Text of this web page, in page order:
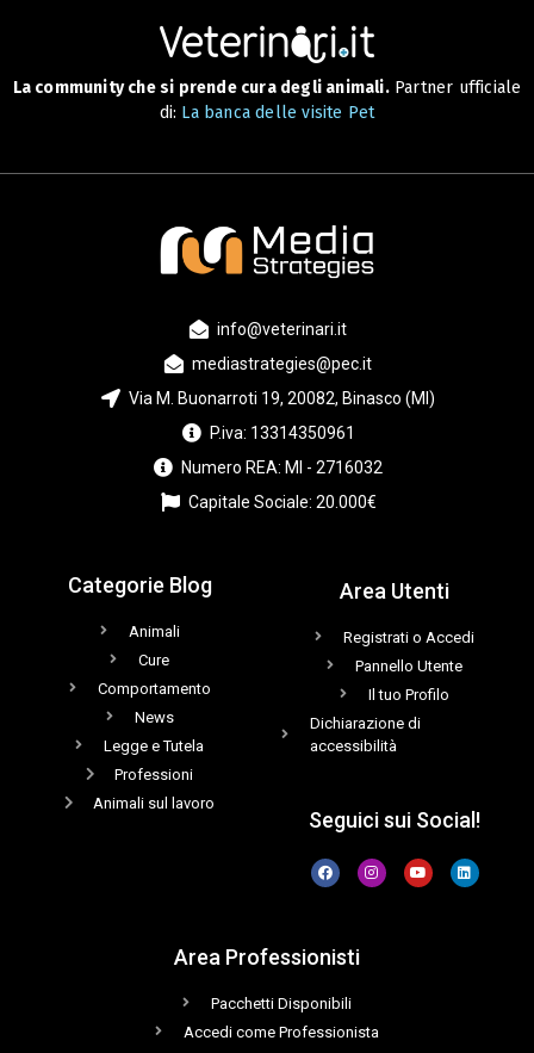
La community che si prende cura degli animali.Partner ufficiale
di: La banca delle visite Pet
info@veterinari.it
mediastrategies@pec.it
Via M. Buonarroti 19, 20082, Binasco (MI)
P.iva: 13314350961
Numero REA: MI - 2716032
Capitale Sociale: 20.000€
Categorie Blog
Animali
Cure
Comportamento
News
Legge e Tutela
Professioni
Animali sul lavoro
Area Utenti
Registrati o Accedi
Pannello Utente
Il tuo Profilo
Dichiarazione di
accessibilità
Seguici sui Social!
Area Professionisti
Pacchetti Disponibili
Accedi come Professionista